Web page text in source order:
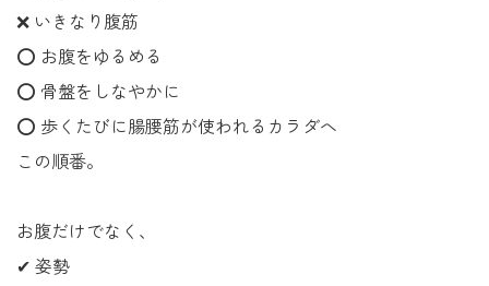
❌ いきなり腹筋
⭕ お腹をゆるめる
⭕ 骨盤をしなやかに
⭕ 歩くたびに腸腰筋が使われるカラダへ
この順番。
お腹だけでなく、
✔ 姿勢